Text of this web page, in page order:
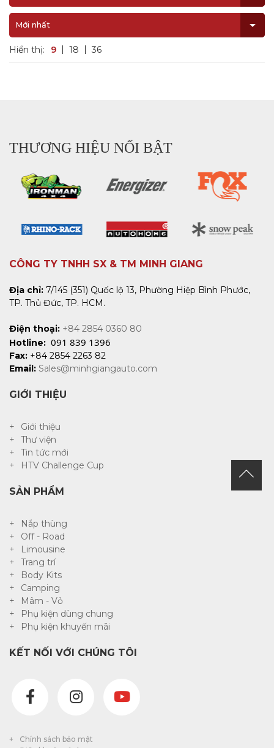
Mới nhất
Hiển thị: 9 18 36
THƯƠNG HIỆU NỔI BẬT
CÔNG TY TNHH SX & TM MINH GIANG
Địa chỉ: 7/145 (351) Quốc lộ 13, Phường Hiệp Bình Phước,
TP. Thủ Đức, TP. HCM.
Điện thoại: +84 2854 0360 80
Hotline: 091 839 1396
Fax: +84 2854 2263 82
Email: Sales@minhgiangauto.com
GIỚI THIỆU
Giới thiệu
Thư viện
Tin tức mới
HTV Challenge Cup
SẢN PHẨM
Nắp thùng
Off - Road
Limousine
Trang trí
Body Kits
Camping
Mâm - Vỏ
Phụ kiện dùng chung
Phụ kiện khuyến mãi
KẾT NỐI VỚI CHÚNG TÔI
Chính sách bảo mật